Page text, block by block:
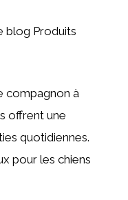
blog Produits
compagnon à
offrent une
quotidiennes.
pour les chiens